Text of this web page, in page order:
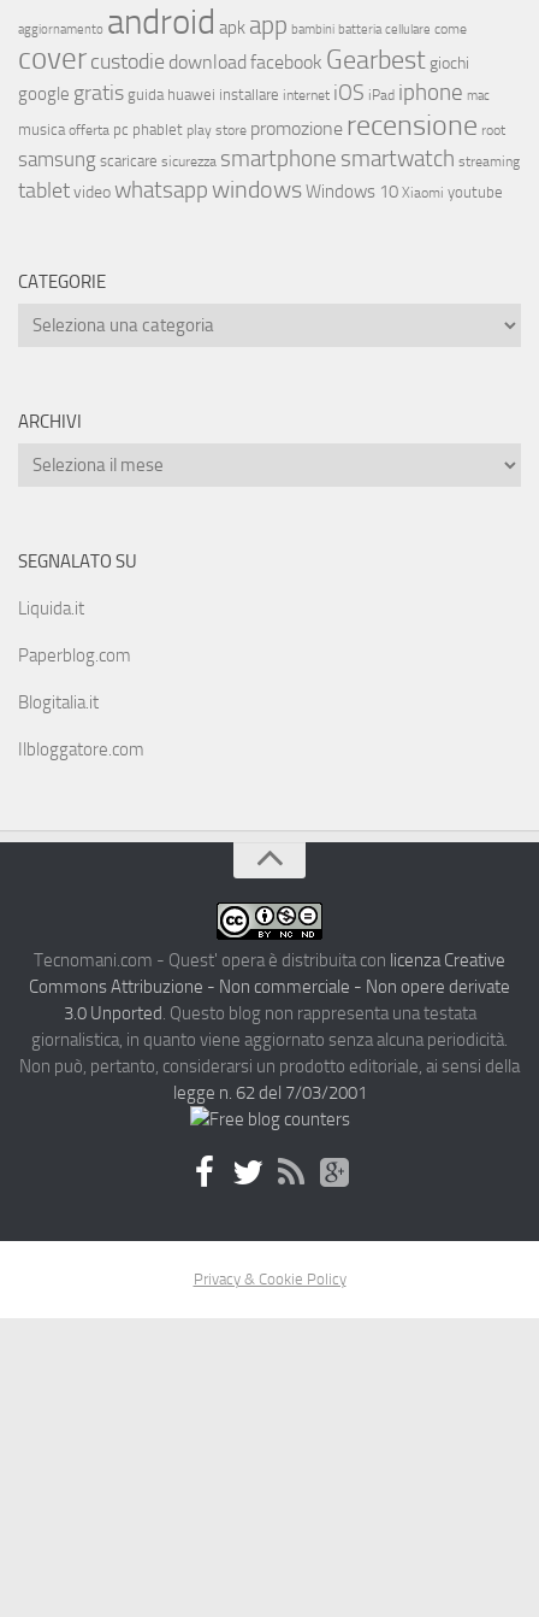
aggiornamento android apk app bambini batteria cellulare come
covercustodie download facebook Gearbest giochi
google gratis guida huawei installare internet iOS iPad iphone mac
musica offerta pc phablet play store promozione recensione root
samsungscaricare sicurezza smartphone smartwatch streaming
tabletvideowhatsappwindowsWindows 10 Xiaomi youtube
CATEGORIE
ARCHIVI
SEGNALATO SU
Liquida.it
Paperblog.com
Blogitalia.it
Ilbloggatore.com
Tecnomani.com - Quest' opera è distribuita con licenza Creative
Commons Attribuzione - Non commerciale - Non opere derivate
3.0 Unported. Questo blog non rappresenta una testata
giornalistica, in quanto viene aggiornato senza alcuna periodicità.
Non può, pertanto, considerarsi un prodotto editoriale, ai sensi della
legge n. 62 del 7/03/2001
Privacy & Cookie Policy